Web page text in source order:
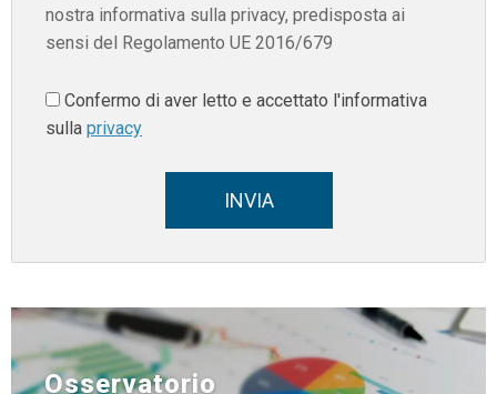
nostra informativa sulla privacy, predisposta ai
sensi del Regolamento UE 2016/679
Confermo di aver letto e accettato l'informativa
sulla privacy
INVIA
Osservatorio